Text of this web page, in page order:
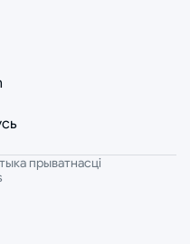
прыватнасці